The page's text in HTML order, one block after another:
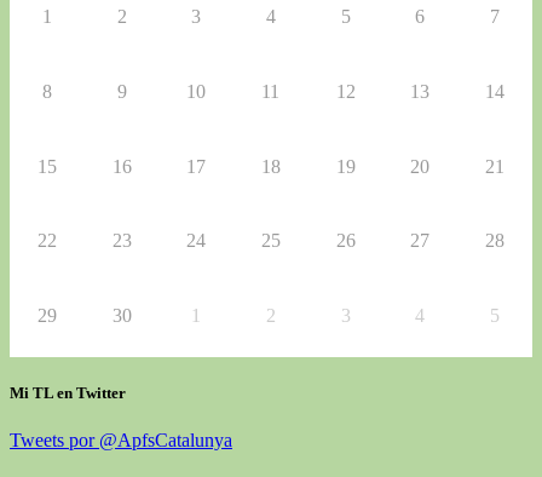
1 2 3 4 5 6 7
8 9 10 11 12 13 14
15 16 17 18 19 20 21
22 23 24 25 26 27 28
29 30 1 2 3 4 5
Mi TL en Twitter
Tweets por @ApfsCatalunya